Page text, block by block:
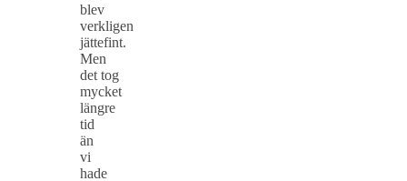
blev
verkligen
jättefint.
Men
det tog
mycket
längre
tid
än
vi
hade